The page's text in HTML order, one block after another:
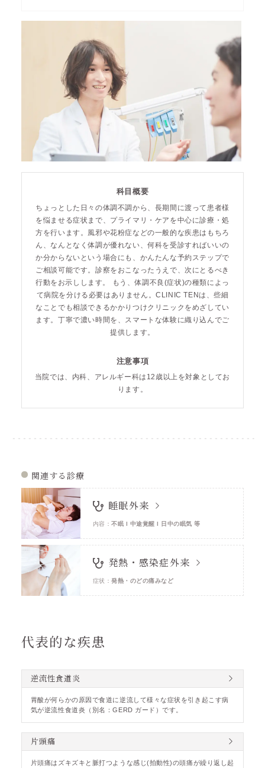
科目概要
ちょっとした日々の体調不調から、長期間に渡って患者様
を悩ませる症状まで、プライマリ・ケアを中心に診療・処
方を行います。風邪や花粉症などの一般的な疾患はもちろ
ん、なんとなく体調が優れない、何科を受診すればいいの
か分からないという場合にも、かんたんな予約ステップで
ご相談可能です。診察をおこなったうえで、次にとるべき
行動をお示しします。 もう、体調不良(症状)の種類によっ
て病院を分ける必要はありません。CLINIC TENは、些細
なことでも相談できるかかりつけクリニックをめざしてい
ます。丁寧で濃い時間を、スマートな体験に織り込んでご
提供します。
注意事項
当院では、内科、アレルギー科は12歳以上を対象としてお
ります。
関連する診療
睡眠外来
内容 ：不眠 l 中途覚醒 l 日中の眠気 等
発熱・感染症外来
症状 ：発熱・のどの痛みなど
代表的な疾患
逆流性食道炎
胃酸が何らかの原因で食道に逆流して様々な症状を引き起こす病
気が逆流性食道炎（別名：GERD ガード）です。
片頭痛
片頭痛はズキズキと脈打つような感じ(拍動性)の頭痛が繰り返し起